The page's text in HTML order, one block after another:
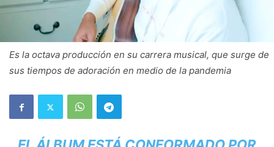
Es la octava producción en su carrera musical, que surge de
sus tiempos de adoración en medio de la pandemia